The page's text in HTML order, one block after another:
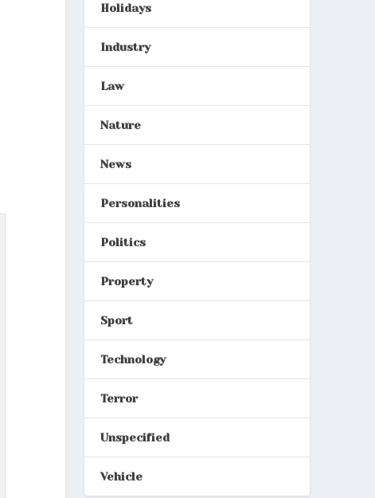
Holidays
Industry
Law
Nature
News
Personalities
Politics
Property
Sport
Technology
Terror
Unspecified
Vehicle